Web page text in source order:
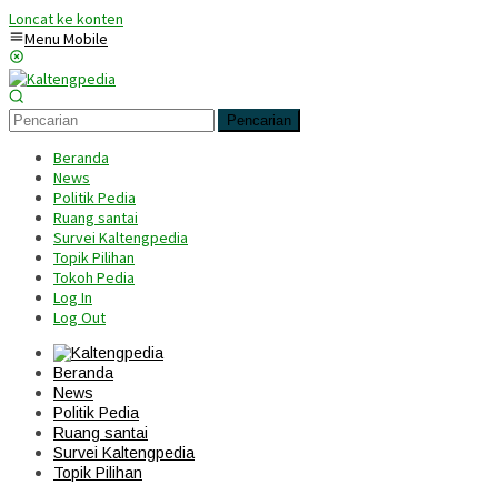
Loncat ke konten
Menu Mobile
Pencarian
Beranda
News
Politik Pedia
Ruang santai
Survei Kaltengpedia
Topik Pilihan
Tokoh Pedia
Log In
Log Out
Beranda
News
Politik Pedia
Ruang santai
Survei Kaltengpedia
Topik Pilihan